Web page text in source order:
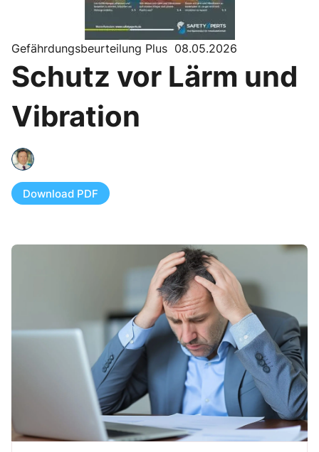
Gefährdungsbeurteilung Plus 08.05.2026
Schutz vor Lärm und
Vibration
Download PDF